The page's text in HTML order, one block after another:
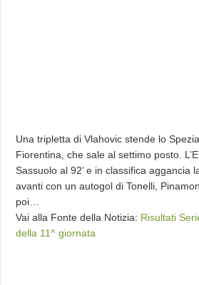
Una tripletta di Vlahovic stende lo
Fiorentina, che sale al settimo posto.
Sassuolo al 92’ e in classifica aggancia
avanti con un autogol di Tonelli,
poi…
Vai alla Fonte della Notizia: Risultati
della 11^ giornata